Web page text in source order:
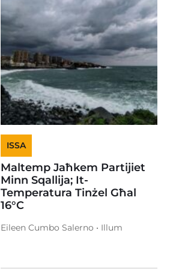
ISSA
Maltemp Jaħkem Partijiet
Minn Sqallija; It-
Temperatura Tinżel Għal
16°C
Eileen Cumbo Salerno • Illum